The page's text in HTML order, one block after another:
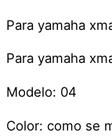
o
i
c
e
Para yamaha
Para yamaha
Modelo: 04
Color: como se